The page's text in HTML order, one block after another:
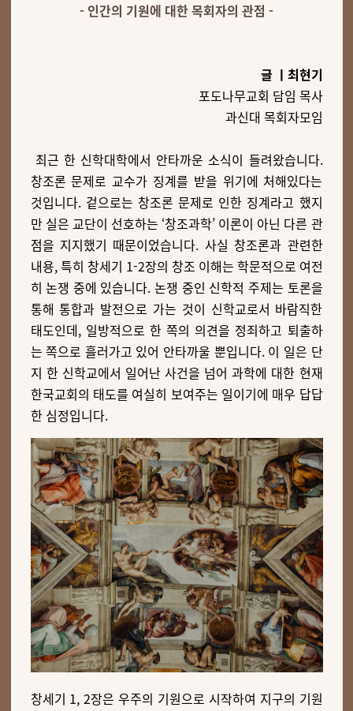
- 인간의 기원에 대한 목회자의 관점 -
글 ㅣ최현기
포도나무교회 담임 목사
과신대 목회자모임
최근 한 신학대학에서 안타까운 소식이 들려왔습니다.
창조론 문제로 교수가 징계를 받을 위기에 처해있다는
것입니다. 겉으로는 창조론 문제로 인한 징계라고 했지
만 실은 교단이 선호하는 ‘창조과학’ 이론이 아닌 다른 관
점을 지지했기 때문이었습니다. 사실 창조론과 관련한
내용, 특히 창세기 1-2장의 창조 이해는 학문적으로 여전
히 논쟁 중에 있습니다. 논쟁 중인 신학적 주제는 토론을
통해 통합과 발전으로 가는 것이 신학교로서 바람직한
태도인데, 일방적으로 한 쪽의 의견을 정죄하고 퇴출하
는 쪽으로 흘러가고 있어 안타까울 뿐입니다. 이 일은 단
지 한 신학교에서 일어난 사건을 넘어 과학에 대한 현재
한국교회의 태도를 여실히 보여주는 일이기에 매우 답답
한 심정입니다.
창세기 1, 2장은 우주의 기원으로 시작하여 지구의 기원